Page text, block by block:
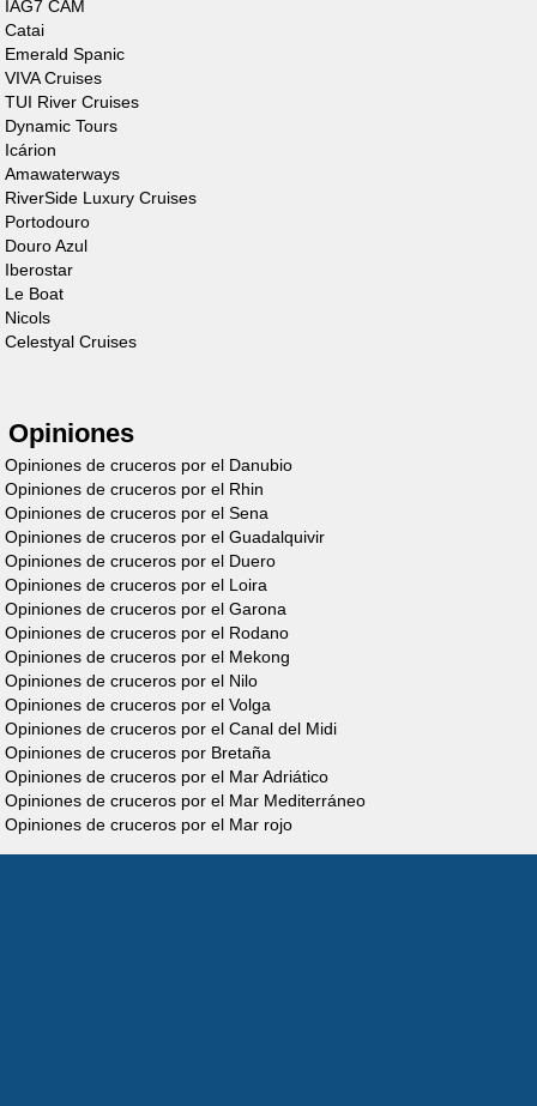
Personas
Descubre el barco
Premium XL 4
Descubre el barco
Cruiser
Premium Steel
4/6 Personas
Descubre el barco
IAG7 CAM
Catai
Emerald Spanic
VIVA Cruises
TUI River Cruises
Dynamic Tours
Icárion
Amawaterways
RiverSide Luxury Cruises
Portodouro
Douro Azul
Iberostar
Le Boat
Nicols
Celestyal Cruises
Opiniones
Opiniones de cruceros por el Danubio
Opiniones de cruceros por el Rhin
Opiniones de cruceros por el Sena
Opiniones de cruceros por el Guadalquivir
Opiniones de cruceros por el Duero
Opiniones de cruceros por el Loira
Opiniones de cruceros por el Garona
Opiniones de cruceros por el Rodano
Opiniones de cruceros por el Mekong
Opiniones de cruceros por el Nilo
Opiniones de cruceros por el Volga
Opiniones de cruceros por el Canal del Midi
Opiniones de cruceros por Bretaña
Opiniones de cruceros por el Mar Adriático
Opiniones de cruceros por el Mar Mediterráneo
Opiniones de cruceros por el Mar rojo